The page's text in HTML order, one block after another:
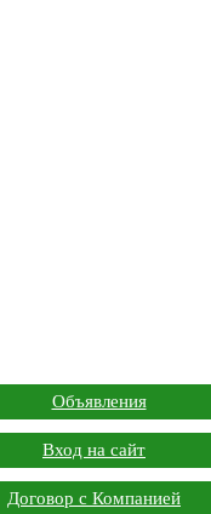
Объявления
Вход на сайт
Договор с Компанией